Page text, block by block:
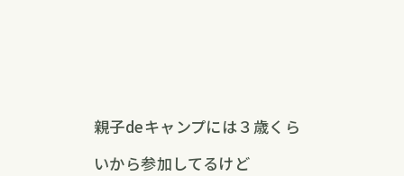
親子deキャンプには３歳くら
いから参加してるけど